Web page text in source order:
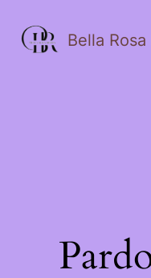
Bella